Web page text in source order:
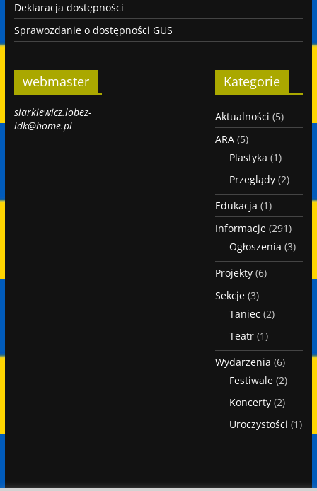
Deklaracja dostępności
Sprawozdanie o dostępności GUS
webmaster
siarkiewicz.lobez-
ldk@home.pl
Kategorie
Aktualności (5)
ARA (5)
Plastyka (1)
Przeglądy (2)
Edukacja (1)
Informacje (291)
Ogłoszenia (3)
Projekty (6)
Sekcje (3)
Taniec (2)
Teatr (1)
Wydarzenia (6)
Festiwale (2)
Koncerty (2)
Uroczystości (1)